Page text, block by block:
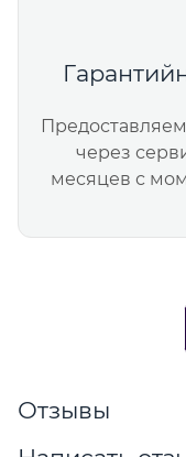
через
месяцев с
Отзывы